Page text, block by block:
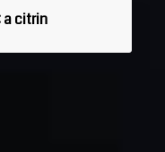
a citrin